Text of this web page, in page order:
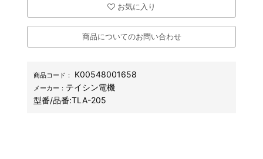
お気に入り
商品についてのお問い合わせ
商品コード： K00548001658
メーカー： テイシン電機
型番/品番:TLA-205